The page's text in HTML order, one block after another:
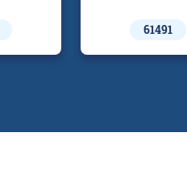
61491